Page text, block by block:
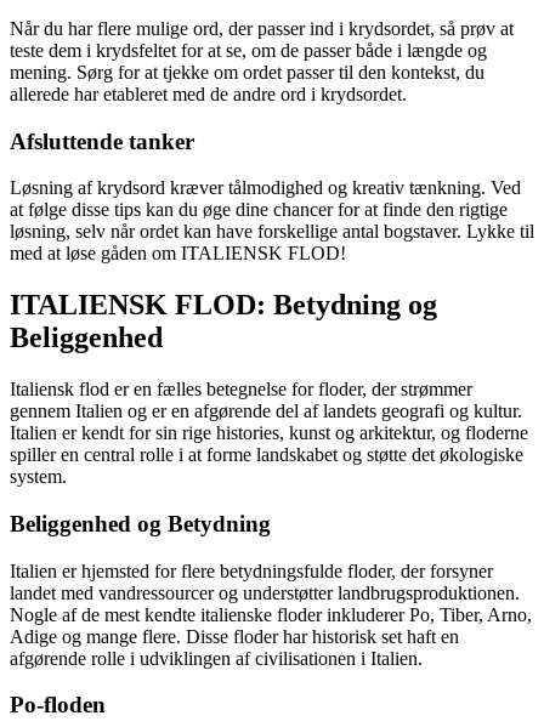
Når du har flere mulige ord, der passer ind i krydsordet, så prøv at
teste dem i krydsfeltet for at se, om de passer både i længde og
mening. Sørg for at tjekke om ordet passer til den kontekst, du
allerede har etableret med de andre ord i krydsordet.
Afsluttende tanker
Løsning af krydsord kræver tålmodighed og kreativ tænkning. Ved
at følge disse tips kan du øge dine chancer for at finde den rigtige
løsning, selv når ordet kan have forskellige antal bogstaver. Lykke til
med at løse gåden om ITALIENSK FLOD!
ITALIENSK FLOD: Betydning og
Beliggenhed
Italiensk flod er en fælles betegnelse for floder, der strømmer
gennem Italien og er en afgørende del af landets geografi og kultur.
Italien er kendt for sin rige histories, kunst og arkitektur, og floderne
spiller en central rolle i at forme landskabet og støtte det økologiske
system.
Beliggenhed og Betydning
Italien er hjemsted for flere betydningsfulde floder, der forsyner
landet med vandressourcer og understøtter landbrugsproduktionen.
Nogle af de mest kendte italienske floder inkluderer Po, Tiber, Arno,
Adige og mange flere. Disse floder har historisk set haft en
afgørende rolle i udviklingen af civilisationen i Italien.
Po-floden